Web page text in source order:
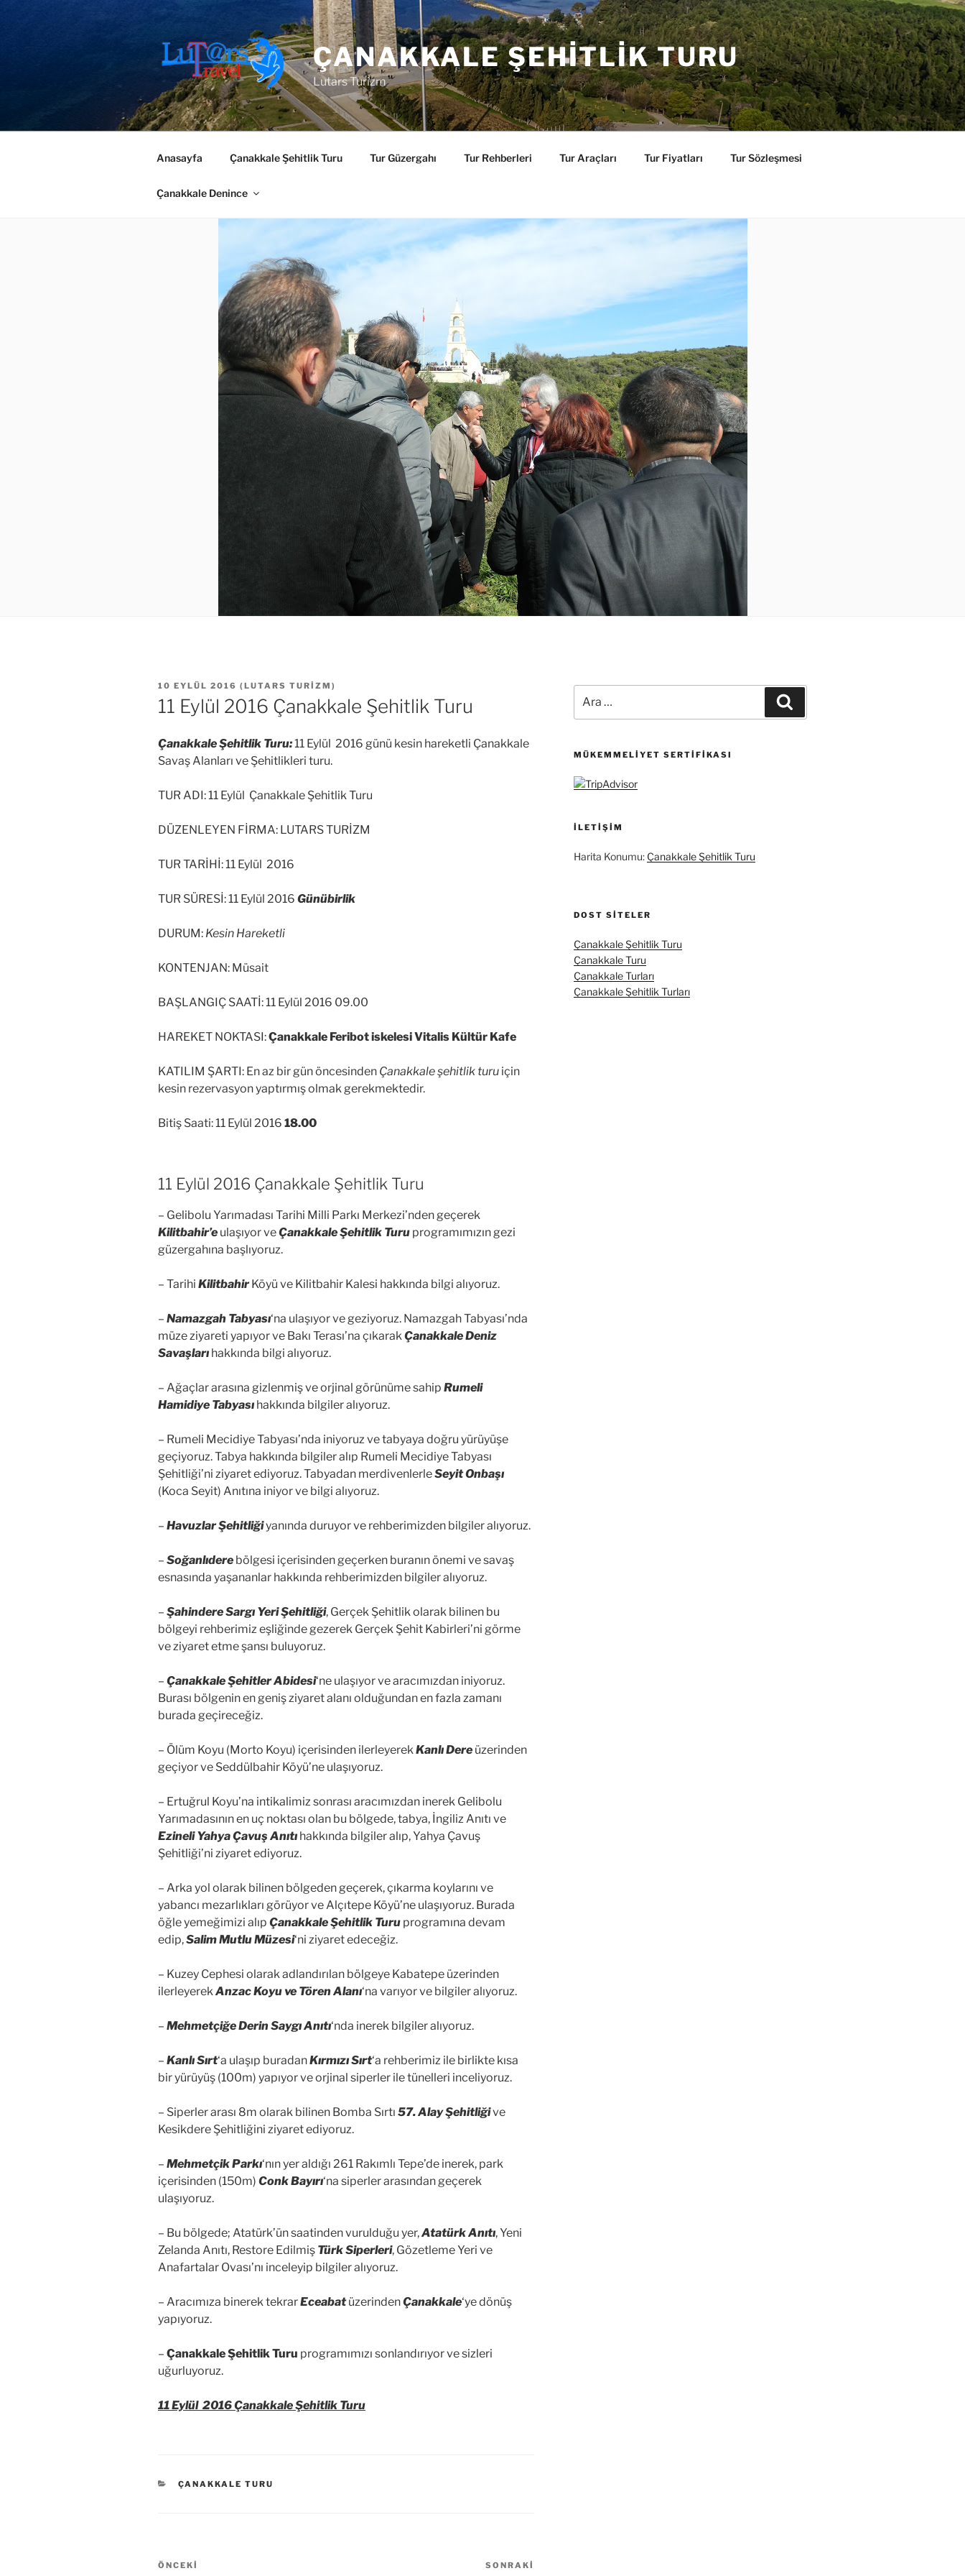
ÇANAKKALE ŞEHITLIK TURU
Lutars Turizm
Anasayfa Çanakkale Şehitlik Turu Tur Güzergahı Tur Rehberleri Tur Araçları Tur Fiyatları Tur Sözleşmesi
Çanakkale Denince
YAYIM
TARIHI
10 EYLÜL 2016 ( LUTARS TURIZM )
11 Eylül 2016 Çanakkale Şehitlik Turu
Çanakkale Şehitlik Turu:11 Eylül 2016 günü kesin hareketli Çanakkale
Savaş Alanları ve Şehitlikleri turu.
TUR ADI: 11 Eylül Çanakkale Şehitlik Turu
DÜZENLEYEN FİRMA: LUTARS TURİZM
TUR TARİHİ: 11 Eylül 2016
TUR SÜRESİ: 11 Eylül 2016 Günübirlik
DURUM: Kesin Hareketli
KONTENJAN: Müsait
BAŞLANGIÇ SAATİ: 11 Eylül 2016 09.00
HAREKET NOKTASI:Çanakkale Feribot iskelesi Vitalis Kültür Kafe
KATILIM ŞARTI: En az bir gün öncesinden Çanakkale şehitlik turu için
kesin rezervasyon yaptırmış olmak gerekmektedir.
Bitiş Saati: 11 Eylül 2016 18.00
11 Eylül 2016 Çanakkale Şehitlik Turu
– Gelibolu Yarımadası Tarihi Milli Parkı Merkezi’nden geçerek
Kilitbahir’e ulaşıyor veÇanakkale Şehitlik Turu programımızın gezi
güzergahına başlıyoruz.
– Tarihi KilitbahirKöyü ve Kilitbahir Kalesi hakkında bilgi alıyoruz.
– Namazgah Tabyası‘na ulaşıyor ve geziyoruz. Namazgah Tabyası’nda
müze ziyareti yapıyor ve Bakı Terası’na çıkarak Çanakkale Deniz
Savaşları hakkında bilgi alıyoruz.
– Ağaçlar arasına gizlenmiş ve orjinal görünüme sahip Rumeli
Hamidiye Tabyası hakkında bilgiler alıyoruz.
– Rumeli Mecidiye Tabyası’nda iniyoruz ve tabyaya doğru yürüyüşe
geçiyoruz. Tabya hakkında bilgiler alıp Rumeli Mecidiye Tabyası
Şehitliği’ni ziyaret ediyoruz. Tabyadan merdivenlerleSeyit Onbaşı
(Koca Seyit) Anıtına iniyor ve bilgi alıyoruz.
– Havuzlar Şehitliğiyanında duruyor ve rehberimizden bilgiler alıyoruz.
– Soğanlıdere bölgesi içerisinden geçerken buranın önemi ve savaş
esnasında yaşananlar hakkında rehberimizden bilgiler alıyoruz.
– Şahindere Sargı Yeri Şehitliği, Gerçek Şehitlik olarak bilinen bu
bölgeyi rehberimiz eşliğinde gezerek Gerçek Şehit Kabirleri’ni görme
ve ziyaret etme şansı buluyoruz.
– Çanakkale Şehitler Abidesi‘ne ulaşıyor ve aracımızdan iniyoruz.
Burası bölgenin en geniş ziyaret alanı olduğundan en fazla zamanı
burada geçireceğiz.
– Ölüm Koyu (Morto Koyu) içerisinden ilerleyerek Kanlı Dere üzerinden
geçiyor ve Seddülbahir Köyü’ne ulaşıyoruz.
– Ertuğrul Koyu’na intikalimiz sonrası aracımızdan inerek Gelibolu
Yarımadasının en uç noktası olan bu bölgede, tabya, İngiliz Anıtı ve
Ezineli Yahya Çavuş Anıtı hakkında bilgiler alıp, Yahya Çavuş
Şehitliği’ni ziyaret ediyoruz.
– Arka yol olarak bilinen bölgeden geçerek, çıkarma koylarını ve
yabancı mezarlıkları görüyor ve Alçıtepe Köyü’ne ulaşıyoruz. Burada
öğle yemeğimizi alıp Çanakkale Şehitlik Turu programına devam
edip,Salim Mutlu Müzesi‘ni ziyaret edeceğiz.
– Kuzey Cephesi olarak adlandırılan bölgeye Kabatepe üzerinden
ilerleyerek Anzac Koyu ve Tören Alanı‘na varıyor ve bilgiler alıyoruz.
– Mehmetçiğe Derin Saygı Anıtı‘nda inerek bilgiler alıyoruz.
– Kanlı Sırt‘a ulaşıp buradanKırmızı Sırt‘a rehberimiz ile birlikte kısa
bir yürüyüş (100m) yapıyor ve orjinal siperler ile tünelleri inceliyoruz.
– Siperler arası 8m olarak bilinen Bomba Sırtı 57. Alay Şehitliğive
Kesikdere Şehitliğini ziyaret ediyoruz.
– Mehmetçik Parkı‘nın yer aldığı 261 Rakımlı Tepe’de inerek, park
içerisinden (150m) Conk Bayırı‘na siperler arasından geçerek
ulaşıyoruz.
– Bu bölgede; Atatürk’ün saatinden vurulduğu yer,Atatürk Anıtı, Yeni
Zelanda Anıtı, Restore Edilmiş Türk Siperleri, Gözetleme Yeri ve
Anafartalar Ovası’nı inceleyip bilgiler alıyoruz.
– Aracımıza binerek tekrarEceabatüzerindenÇanakkale‘ye dönüş
yapıyoruz.
– Çanakkale Şehitlik Turu programımızı sonlandırıyor ve sizleri
uğurluyoruz.
11 Eylül 2016 Çanakkale Şehitlik Turu
KATEGORILER
ÇANAKKALE TURU
Yazı
Önceki
ÖNCEKI SONRAKI
MÜKEMMELIYET SERTIFIKASI
İLETIŞIM
Harita Konumu: Çanakkale Şehitlik Turu
DOST SITELER
Çanakkale Şehitlik Turu
Çanakkale Turu
Çanakkale Turları
Çanakkale Şehitlik Turları